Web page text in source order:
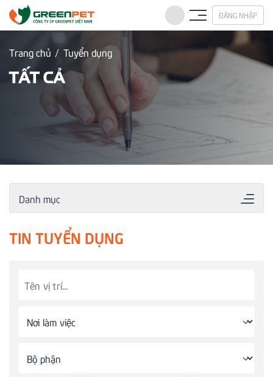
ĐĂNG NHẬP
Trang chủ Tuyển dụng
TẤT CẢ
Danh mục
TIN TUYỂN DỤNG